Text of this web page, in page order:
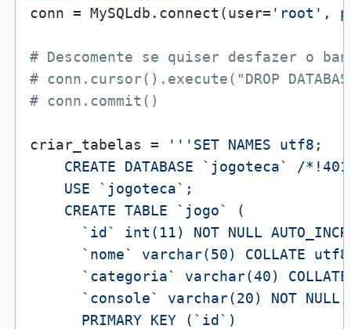
conn = MySQLdb.connect(user= 'root' ,
# Descomente se quiser desfazer o
# conn.cursor().execute("DROP
# conn.commit()
criar_tabelas =
'''SET NAMES utf8;
CREATE DATABASE `jogoteca` /
    USE `jogoteca`;
    CREATE TABLE `jogo` (
`id` int(11) NOT NULL
`nome` varchar(50) COLLATE
`categoria` varchar(40)
      `console` varchar(20) NOT NULL,
      PRIMARY KEY (`id`)